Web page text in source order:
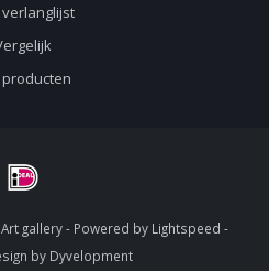
producten
gallery - Powered by Lightspeed -
by Dyvelopment